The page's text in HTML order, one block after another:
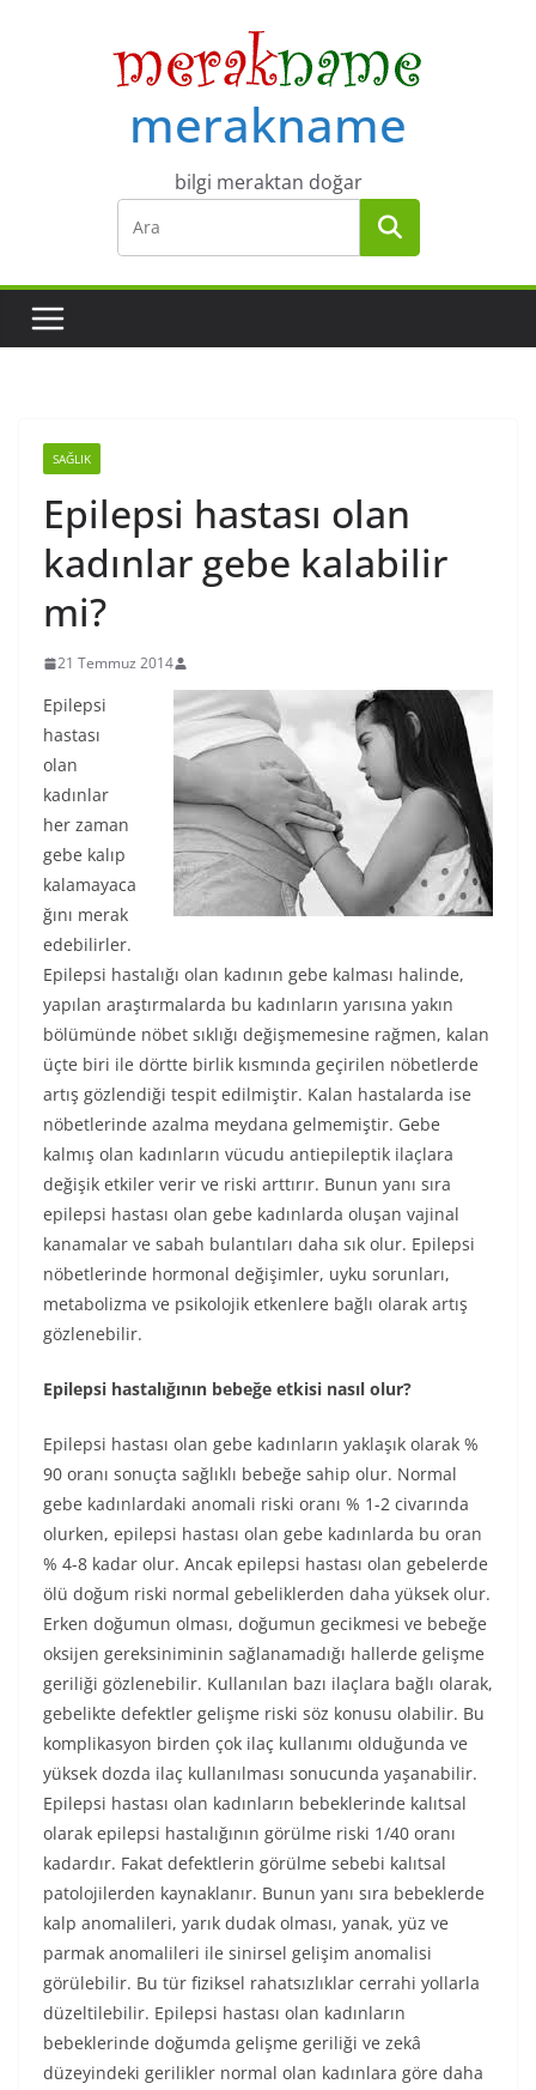
merakname
bilgi meraktan doğar
SAĞLIK
Epilepsi hastası olan
kadınlar gebe kalabilir
mi?
21 Temmuz 2014
Epilepsi
hastası
olan
kadınlar
her zaman
gebe kalıp
kalamayaca
ğını merak
edebilirler.
Epilepsi hastalığı olan kadının gebe kalması halinde,
yapılan araştırmalarda bu kadınların yarısına yakın
bölümünde nöbet sıklığı değişmemesine rağmen, kalan
üçte biri ile dörtte birlik kısmında geçirilen nöbetlerde
artış gözlendiği tespit edilmiştir. Kalan hastalarda ise
nöbetlerinde azalma meydana gelmemiştir. Gebe
kalmış olan kadınların vücudu antiepileptik ilaçlara
değişik etkiler verir ve riski arttırır. Bunun yanı sıra
epilepsi hastası olan gebe kadınlarda oluşan vajinal
kanamalar ve sabah bulantıları daha sık olur. Epilepsi
nöbetlerinde hormonal değişimler, uyku sorunları,
metabolizma ve psikolojik etkenlere bağlı olarak artış
gözlenebilir.
Epilepsi hastalığının bebeğe etkisi nasıl olur?
Epilepsi hastası olan gebe kadınların yaklaşık olarak %
90 oranı sonuçta sağlıklı bebeğe sahip olur. Normal
gebe kadınlardaki anomali riski oranı % 1-2 civarında
olurken, epilepsi hastası olan gebe kadınlarda bu oran
% 4-8 kadar olur. Ancak epilepsi hastası olan gebelerde
ölü doğum riski normal gebeliklerden daha yüksek olur.
Erken doğumun olması, doğumun gecikmesi ve bebeğe
oksijen gereksiniminin sağlanamadığı hallerde gelişme
geriliği gözlenebilir. Kullanılan bazı ilaçlara bağlı olarak,
gebelikte defektler gelişme riski söz konusu olabilir. Bu
komplikasyon birden çok ilaç kullanımı olduğunda ve
yüksek dozda ilaç kullanılması sonucunda yaşanabilir.
Epilepsi hastası olan kadınların bebeklerinde kalıtsal
olarak epilepsi hastalığının görülme riski 1/40 oranı
kadardır. Fakat defektlerin görülme sebebi kalıtsal
patolojilerden kaynaklanır. Bunun yanı sıra bebeklerde
kalp anomalileri, yarık dudak olması, yanak, yüz ve
parmak anomalileri ile sinirsel gelişim anomalisi
görülebilir. Bu tür fiziksel rahatsızlıklar cerrahi yollarla
düzeltilebilir. Epilepsi hastası olan kadınların
bebeklerinde doğumda gelişme geriliği ve zekâ
düzeyindeki gerilikler normal olan kadınlara göre daha